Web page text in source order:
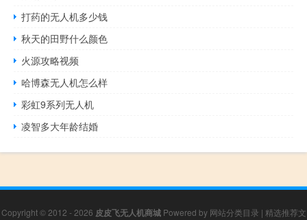
打药的无人机多少钱
秋天的田野什么颜色
火源攻略视频
哈博森无人机怎么样
彩虹9系列无人机
凌智多大年龄结婚
Copyright © 2012 - 2026 皮皮飞无人机商城Powered by 网站分类目录 | 精选推荐文